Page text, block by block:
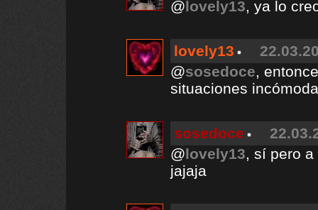
@lovely13, ya lo
lovely13
@sosedoce,
situaciones
sosedoce
@lovely13, sí pero
jajaja